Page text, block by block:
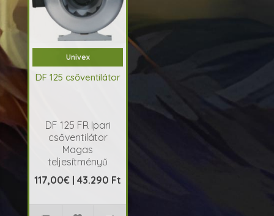
Univex
DF 125 csőventilátor
DF 125 FR Ipari
csőventilátor
Magas
teljesítményű
csőventilátor acél
házzal, folyamatos
117,00€ | 43.290 Ft